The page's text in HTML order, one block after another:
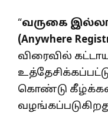
“வருகை
(Anywhere
விரைவில்
கொண்டு